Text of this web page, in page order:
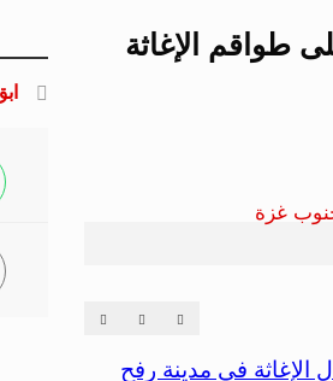
طواقم الإغاثة